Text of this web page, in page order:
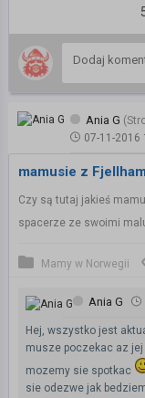
Ania G
07-11-2016
mamusie z
Czy są tutaj jakieś
spacerze ze swoimi
Mamy w Norwegii
Ania G
Hej, wszystko jest
musze poczekac az
mozemy sie spotkac
sie odezwe jak